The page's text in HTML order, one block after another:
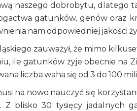
naszego dobrobytu, dlatego
gatunków, genów oraz
nam odpowiedniej jakości
zauważył, że mimo
ile gatunków żyje obecnie na
liczba waha się od 3 do 100
na nowo nauczyć się
Z blisko 30 tysięcy jadalnych